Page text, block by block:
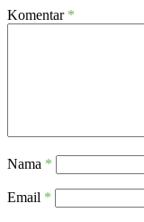
Komentar *
Nama *
Email *